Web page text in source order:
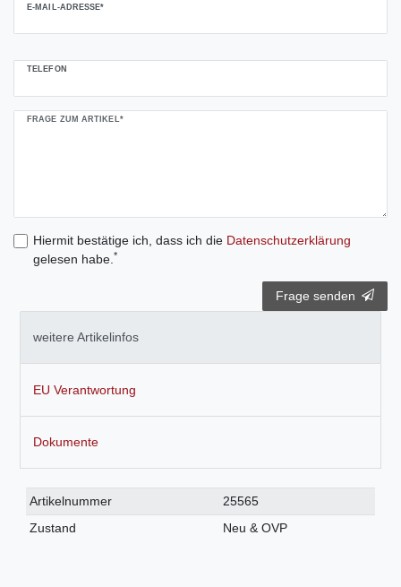
E-MAIL-ADRESSE*
TELEFON
FRAGE ZUM ARTIKEL*
Hiermit bestätige ich, dass ich die Daten­schutz­erklärung
gelesen habe. *
Frage senden
weitere Artikelinfos
EU Verantwortung
Dokumente
Technisches
Merkmal
Wert
Artikelnummer
25565
Zustand
Neu & OVP